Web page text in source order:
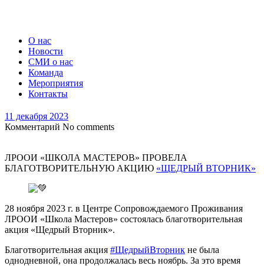
О нас
Новости
СМИ о нас
Команда
Мероприятия
Контакты
11 декабря 2023
Комментарий No comments
ЛРООИ «ШКОЛА МАСТЕРОВ» ПРОВЕЛА
БЛАГОТВОРИТЕЛЬНУЮ АКЦИЮ «ЩЕДРЫЙ ВТОРНИК»
28 ноября 2023 г. в Центре Сопровождаемого Проживания
ЛРООИ «Школа Мастеров» состоялась благотворительная
акция «Щедрый Вторник».
Благотворительная акция #ЩедрыйВторник не была
однодневной, она продолжалась весь ноябрь. За это время